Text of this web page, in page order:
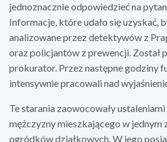
jednoznacznie odpowiedzieć na
Informacje, które udało się uzyskać,
analizowane przez detektywów z
oraz policjantów z prewencji. Został
prokurator. Przez następne godziny
intensywnie pracowali nad
Te starania zaowocowały
mężczyzny mieszkającego w jednym
ogródków działkowych. W jego